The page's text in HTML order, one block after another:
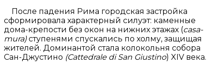
После падения Рима городская застройка
сформировала характерный силуэт: каменные
дома-крепости без окон на нижних этажах (casa-
mura)ступенями спускались по холму, защищая
жителей. Доминантой стала колокольня собора
Сан-Джустино (Cattedrale di San Giustino) XIV века.